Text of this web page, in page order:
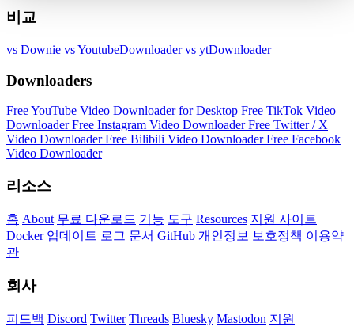
비교
vs Downie vs YoutubeDownloadervs ytDownloader
Downloaders
Free YouTube Video Downloader for Desktop Free TikTok Video
DownloaderFree Instagram Video DownloaderFree Twitter / X
Video DownloaderFree Bilibili Video DownloaderFree Facebook
Video Downloader
리소스
홈 About 무료 다운로드 기능 도구 Resources 지원 사이트
Docker 업데이트 로그 문서 GitHub 개인정보 보호정책 이용약
관
회사
피드백 Discord Twitter Threads Bluesky Mastodon 지원